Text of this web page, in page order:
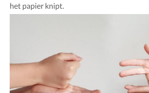
het papier knipt.